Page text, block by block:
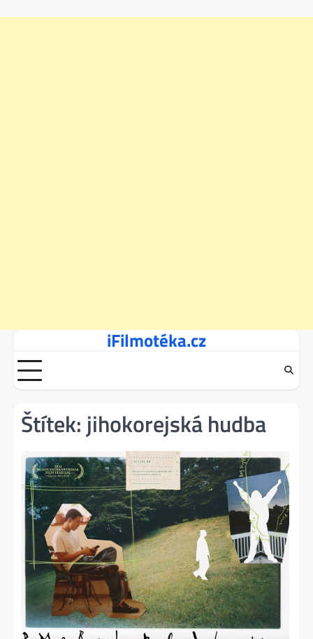
content
iFilmotéka.cz
Štítek: jihokorejská hudba